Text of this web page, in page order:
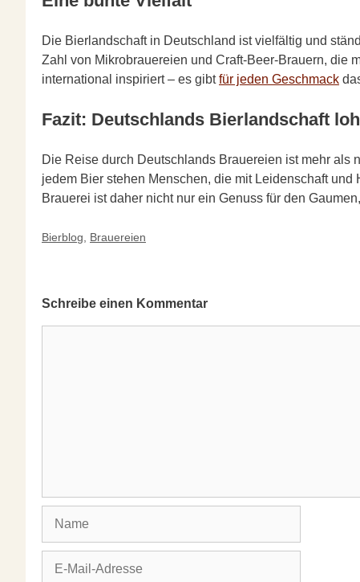
Die Bierlandschaft in Deutschland ist vielfältig und
Zahl von Mikrobrauereien und Craft-Beer-Brauern, die
international inspiriert – es gibtfür jeden Geschmack
Fazit: Deutschlands Bierlandschaft
Die Reise durch Deutschlands Brauereien ist mehr als
jedem Bier stehen Menschen, die mit Leidenschaft
Brauerei ist daher nicht nur ein Genuss für den
Kategorien
Bierblog Brauereien
Schreibe einen Kommentar